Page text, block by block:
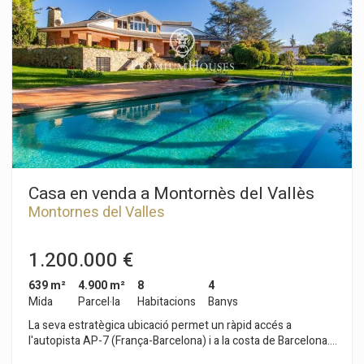
quatre cotxes. Hi ha un celler, un traster, i una habitació amb
un bany. Els materials i acabats són d'alta gamma. Calefacció
per sòl radiant. Aire condicionat va fregir i calor. Termòstats
per zones independents. Plaques solars. Ascensor hidràulic.
Sòls de gres porcelánico. Finestres climalit de doble cristall i
oscil·lo-batents. Persianes elèctriques. Cortines screen.
Descalcificador i depuradora per osmosi. Adsl. Alarma amb
vídeo càmeres. La casa disposa d'un pou propi i a la fi de 2022
s'ha realitzat la instal·lació de plaques solars que aporten una
suficiència energètica de 15.000 W/any ...Per a una vida en la
naturalesa i gaudint de tot luxe de detalls.
Casa en venda a Montornès del Vallès
Montornes del Valles
1.200.000 €
639 m²
Mida
4.900 m²
Parcel·la
8
Habitacions
4
Banys
La seva estratègica ubicació permet un ràpid accés a
l'autopista AP-7 (França-Barcelona) i a la costa de Barcelona.